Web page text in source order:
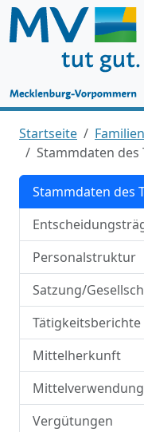
Startseite
Stammdaten des
Stammdaten des
Personalstruktur
Satzung/
Tätigkeitsberichte
Mittelherkunft
Mittelverwendung
Vergütungen